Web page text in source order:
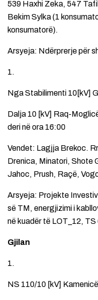
539 Haxhi Zeka, 547
Bekim Sylka (1
konsumatorë).
Arsyeja: Ndërprerje për
1.
Nga Stabilimenti 10[kV]
Dalja 10 [kV] Raq-
deri në ora 16:00
Vendet: Lagjja Brekoc.
Drenica, Minatori, Shote
Jahoc, Prush, Raçë,
Arsyeja: Projekte
së TM, energjizimi i
në kuadër të LOT_12, TS
Gjilan
1.
NS 110/10 [kV] Kamenicë